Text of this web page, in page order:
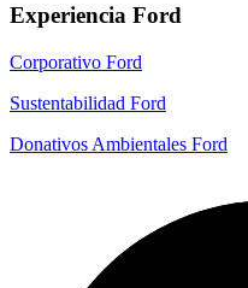
Experiencia Ford
Corporativo Ford
Sustentabilidad Ford
Donativos Ambientales Ford